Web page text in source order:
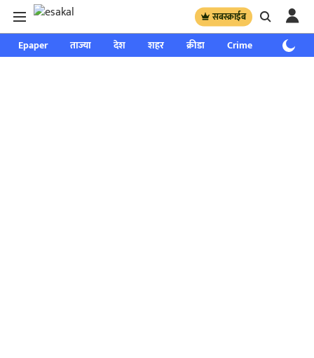
सबस्क्राईब
Epaper ताज्या देश शहर क्रीडा Crime साप्ताहिक